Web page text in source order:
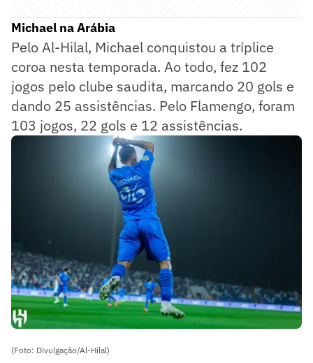
Michael na Arábia
Pelo Al-Hilal, Michael conquistou a tríplice
coroa nesta temporada. Ao todo, fez 102
jogos pelo clube saudita, marcando 20 gols e
dando 25 assistências. Pelo Flamengo, foram
103 jogos, 22 gols e 12 assistências.
(Foto: Divulgação/Al-Hilal)